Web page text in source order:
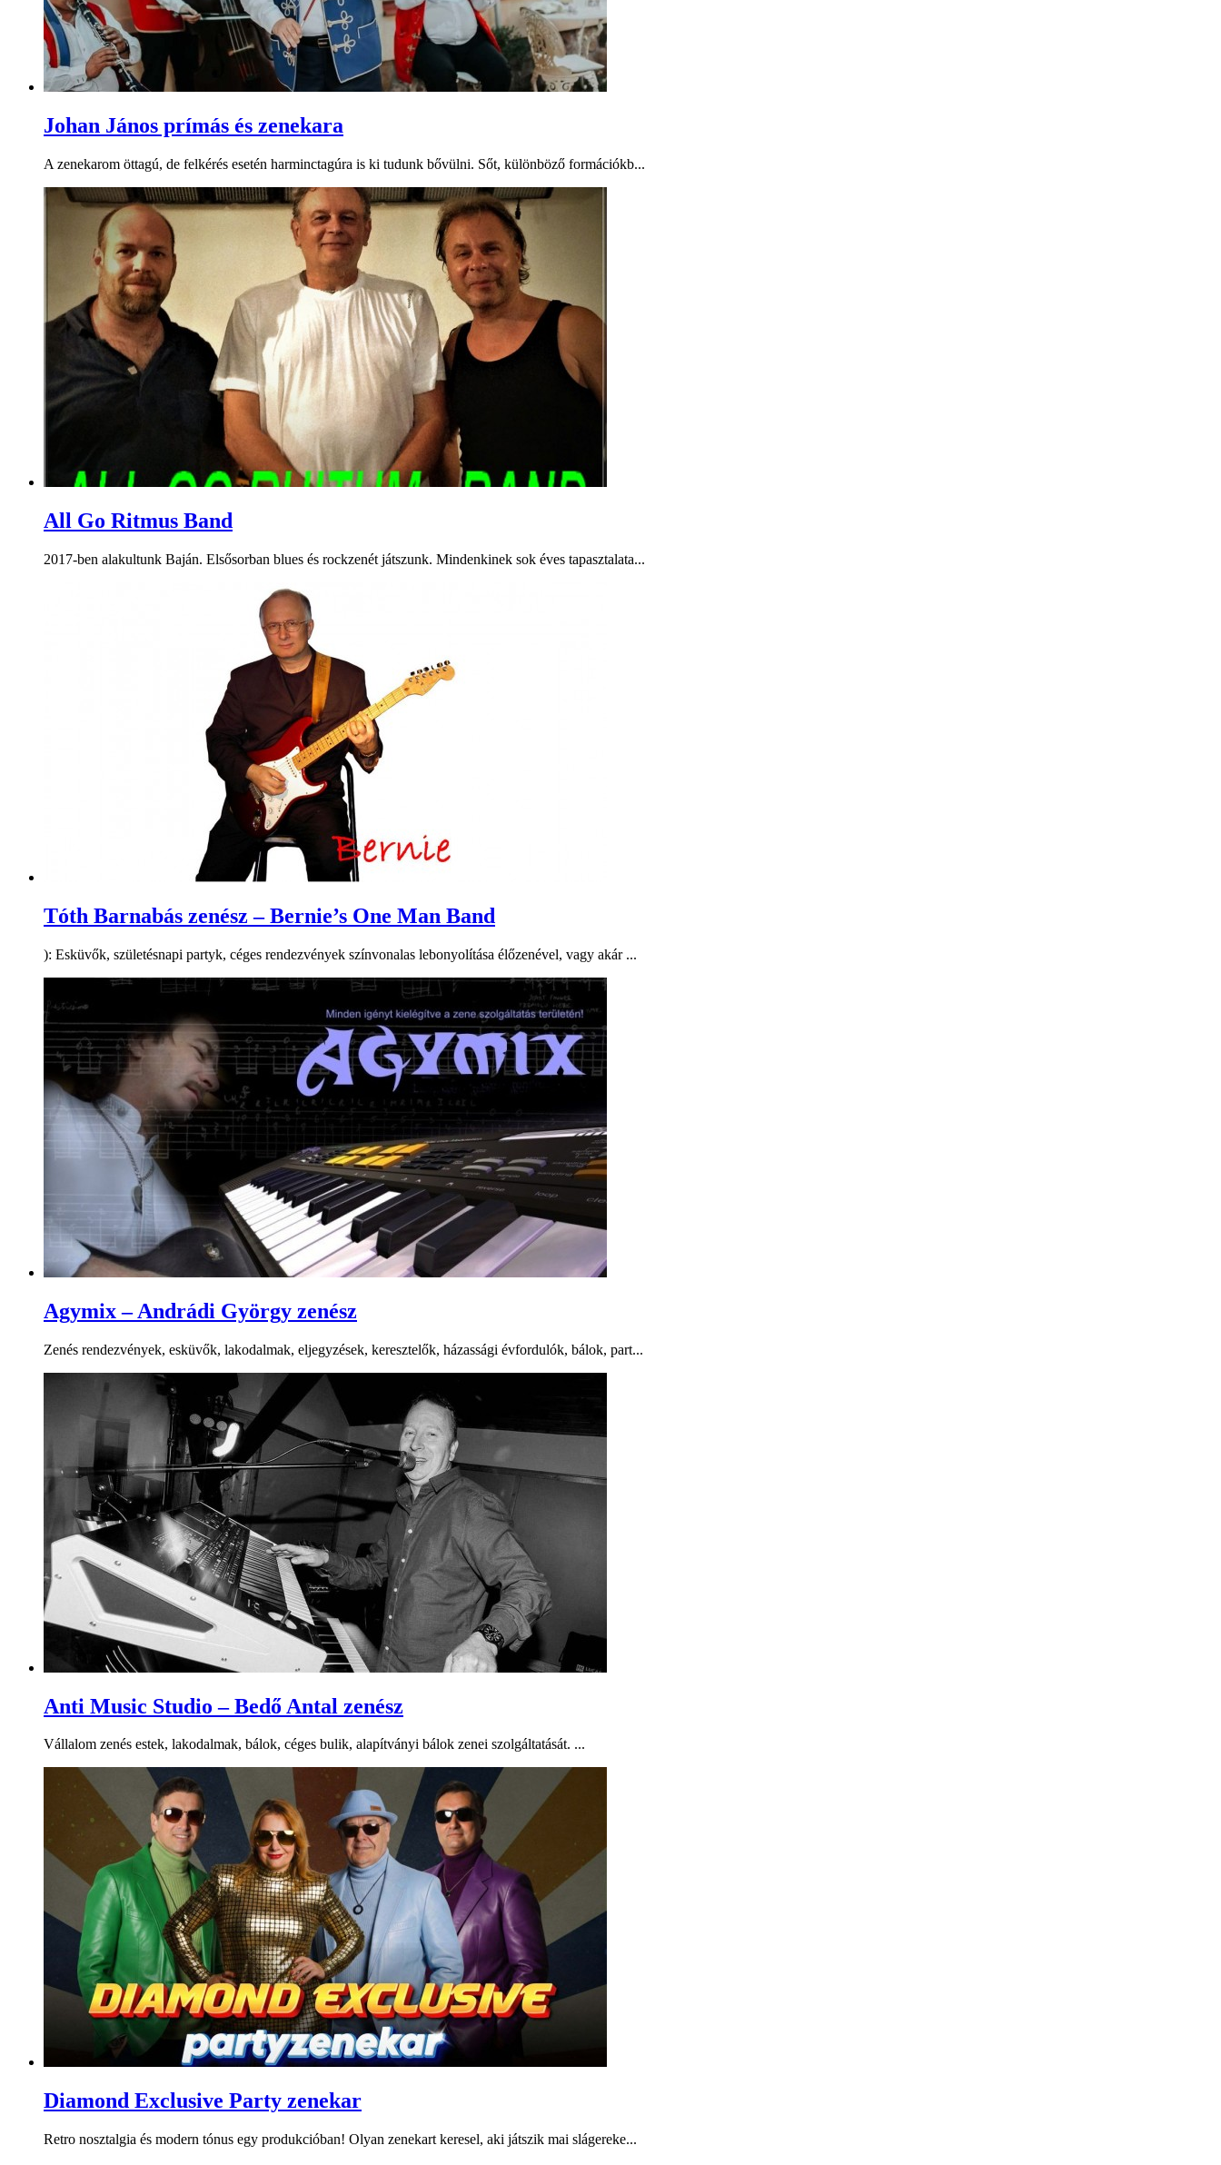
Johan János prímás és zenekara
A zenekarom öttagú, de felkérés esetén harminctagúra is ki tudunk bővülni. Sőt, különböző formációkb...
All Go Ritmus Band
2017-ben alakultunk Baján. Elsősorban blues és rockzenét játszunk. Mindenkinek sok éves tapasztalata...
Tóth Barnabás zenész – Bernie’s One Man Band
): Esküvők, születésnapi partyk, céges rendezvények színvonalas lebonyolítása élőzenével, vagy akár ...
Agymix – Andrádi György zenész
Zenés rendezvények, esküvők, lakodalmak, eljegyzések, keresztelők, házassági évfordulók, bálok, part...
Anti Music Studio – Bedő Antal zenész
Vállalom zenés estek, lakodalmak, bálok, céges bulik, alapítványi bálok zenei szolgáltatását. ...
Diamond Exclusive Party zenekar
Retro nosztalgia és modern tónus egy produkcióban! Olyan zenekart keresel, aki játszik mai slágereke...